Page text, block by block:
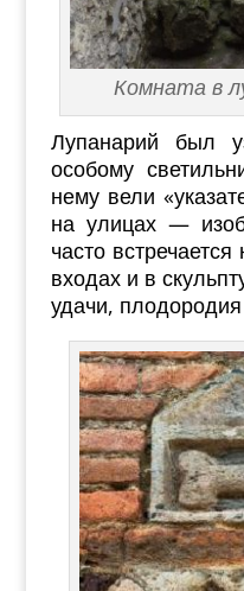
Комната в
Лупанарий был
особому
нему вели
на улицах —
часто
входах и в
удачи,